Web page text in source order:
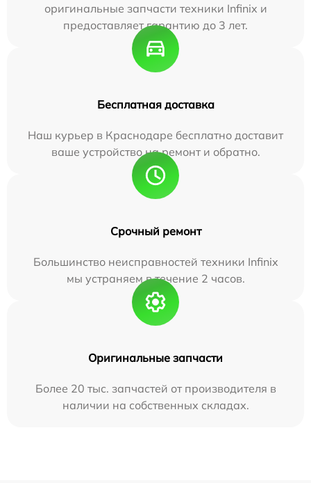
оригинальные запчасти техники Infinix и
предоставляет гарантию до 3 лет.
Бесплатная доставка
Наш курьер в Краснодаре бесплатно доставит
ваше устройство на ремонт и обратно.
Срочный ремонт
Большинство неисправностей техники Infinix
мы устраняем в течение 2 часов.
Оригинальные запчасти
Более 20 тыс. запчастей от производителя в
наличии на собственных складах.